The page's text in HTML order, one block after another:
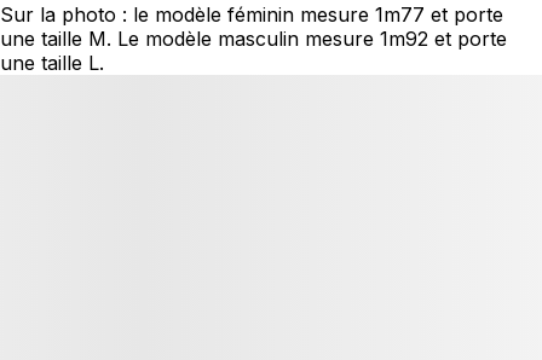
Sur la photo : le modèle féminin mesure 1m77 et porte
une taille M. Le modèle masculin mesure 1m92 et porte
une taille L.